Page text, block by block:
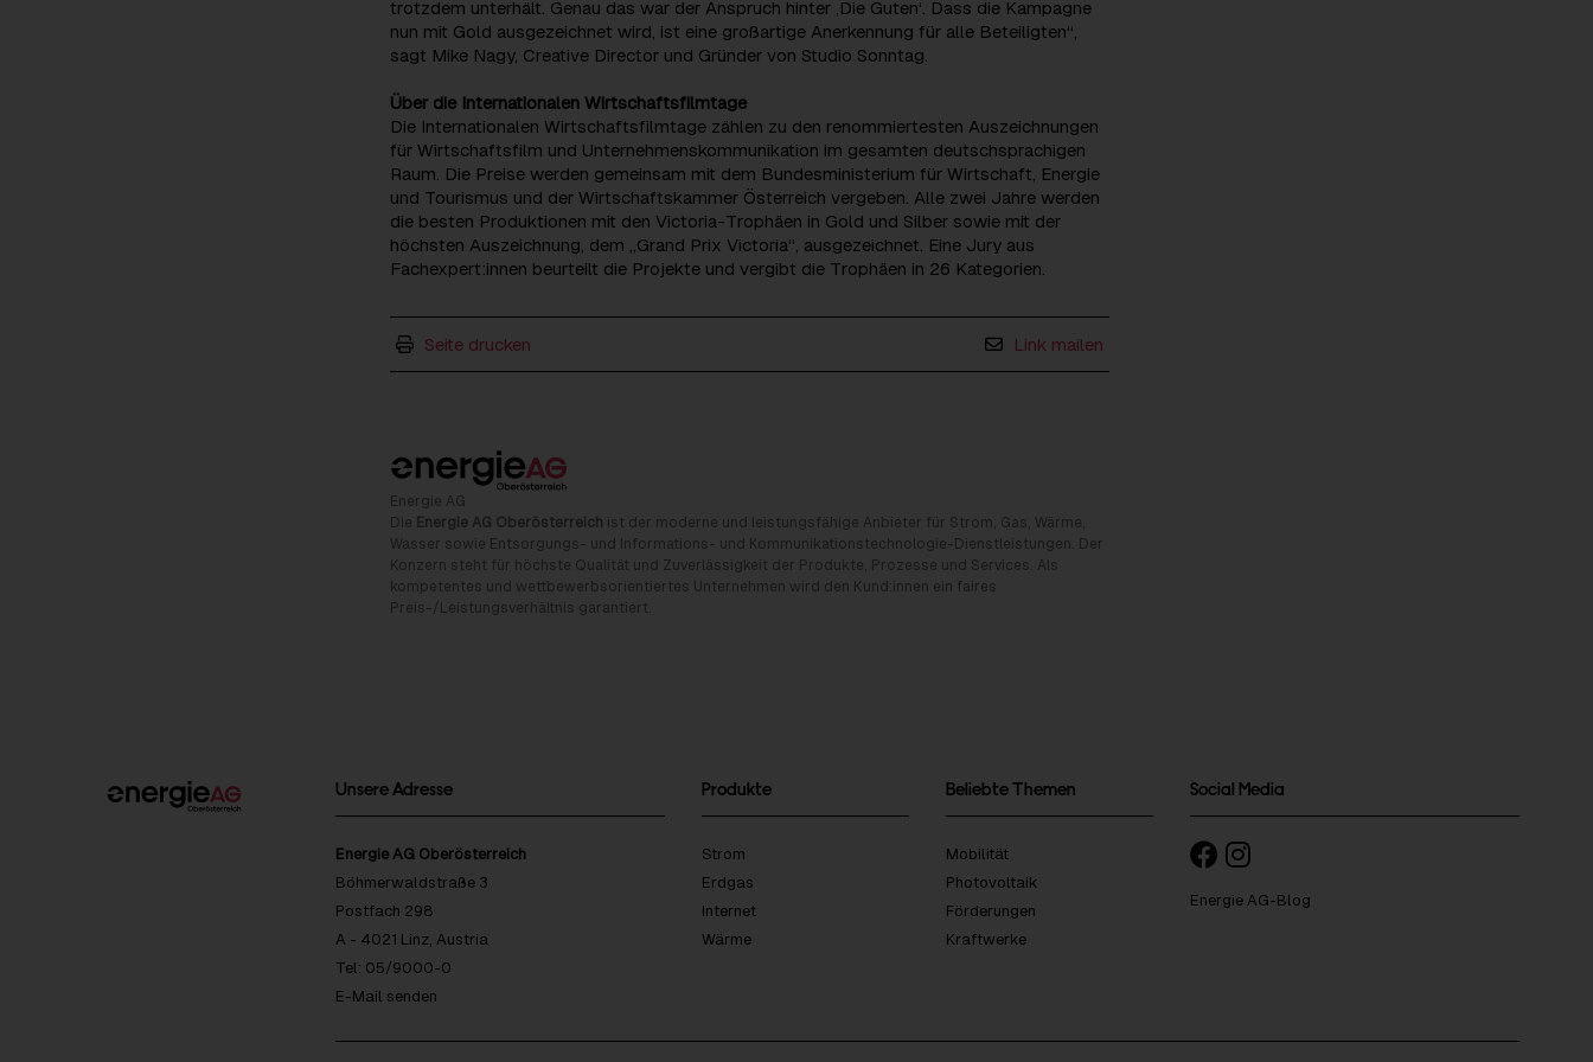
trotzdem unterhält. Genau das war der Anspruch hinter ‚Die Guten‘. Dass die Kampagne
nun mit Gold ausgezeichnet wird, ist eine großartige Anerkennung für alle Beteiligten“,
sagt Mike Nagy, Creative Director und Gründer von Studio Sonntag.
Über die Internationalen Wirtschaftsfilmtage
Die Internationalen Wirtschaftsfilmtage zählen zu den renommiertesten Auszeichnungen
für Wirtschaftsfilm und Unternehmenskommunikation im gesamten deutschsprachigen
Raum. Die Preise werden gemeinsam mit dem Bundesministerium für Wirtschaft, Energie
und Tourismus und der Wirtschaftskammer Österreich vergeben. Alle zwei Jahre werden
die besten Produktionen mit den Victoria-Trophäen in Gold und Silber sowie mit der
höchsten Auszeichnung, dem „Grand Prix Victoria“, ausgezeichnet. Eine Jury aus
Fachexpert:innen beurteilt die Projekte und vergibt die Trophäen in 26 Kategorien.
Seite drucken Link mailen
Energie AG
Die Energie AG Oberösterreich ist der moderne und leistungsfähige Anbieter für Strom, Gas, Wärme,
Wasser sowie Entsorgungs- und Informations- und Kommunikationstechnologie-Dienstleistungen. Der
Konzern steht für höchste Qualität und Zuverlässigkeit der Produkte, Prozesse und Services. Als
kompetentes und wettbewerbsorientiertes Unternehmen wird den Kund:innen ein faires
Preis-/Leistungsverhältnis garantiert.
Unsere Adresse
Energie AG Oberösterreich
Böhmerwaldstraße 3
Postfach 298
A - 4021 Linz, Austria
Tel: 05/9000-0
E-Mail senden
Produkte
Strom
Erdgas
Internet
Wärme
Beliebte Themen
Mobilität
Photovoltaik
Förderungen
Kraftwerke
Social Media
Energie AG-Blog